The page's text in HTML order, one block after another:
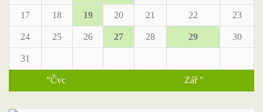
17 18 19 20 21 22 23
24 25 26 27 28 29 30
31
"Čvc Zář "